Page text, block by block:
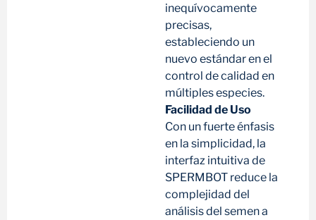
inequívocamente
precisas,
estableciendo un
nuevo estándar en el
control de calidad en
múltiples especies.
Facilidad de Uso
Con un fuerte énfasis
en la simplicidad, la
interfaz intuitiva de
SPERMBOT reduce la
complejidad del
análisis del semen a